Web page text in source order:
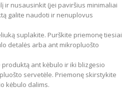
ir nusausinkit (jei paviršius minimaliai
galite naudoti ir nenuplovus
suplakite. Purškite priemonę tiesiai
detalės arba ant mikropluošto
ant kėbulo ir iki blizgesio
servetėle. Priemonę skirstykite
kėbulo dalims.